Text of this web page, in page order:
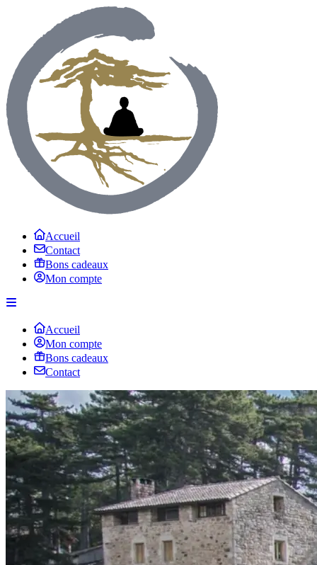
Accueil
Contact
Bons cadeaux
Mon compte
Accueil
Mon compte
Bons cadeaux
Contact